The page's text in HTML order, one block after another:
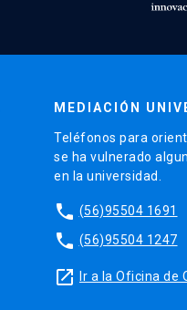
MEDIACIÓN
Teléfonos para
se ha vulnerado
en la universidad.
phone (56)95504 1691
phone (56)95504 1247
launch Ir a la Oficina de